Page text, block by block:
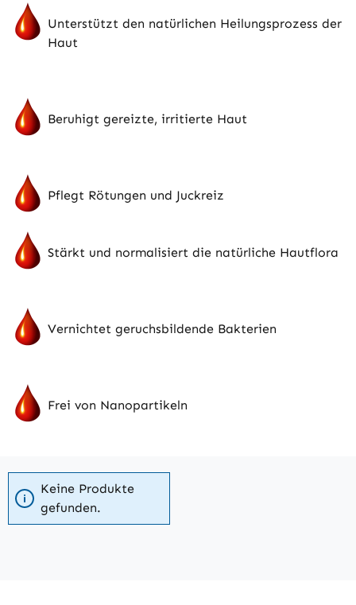
Unterstützt den natürlichen Heilungsprozess der
Haut
Beruhigt gereizte, irritierte Haut
Pflegt Rötungen und Juckreiz
Stärkt und normalisiert die natürliche Hautflora
Vernichtet geruchsbildende Bakterien
Frei von Nanopartikeln
Keine Produkte
gefunden.